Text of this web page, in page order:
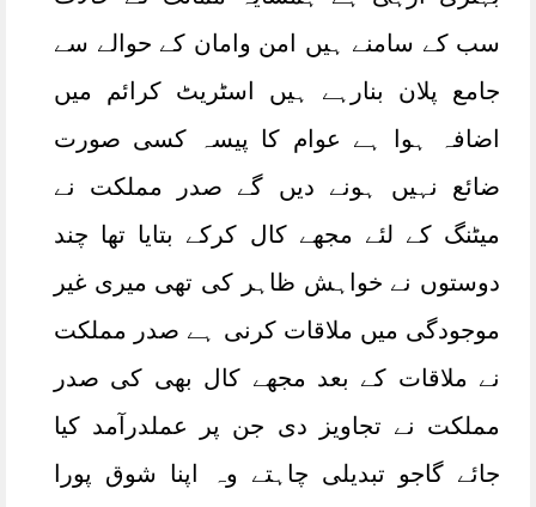
سب کے سامنے ہیں امن وامان کے حوالے سے
جامع پلان بنارہے ہیں اسٹریٹ کرائم میں
اضافہ ہوا ہے عوام کا پیسہ کسی صورت
ضائع نہیں ہونے دیں گے صدر مملکت نے
میٹنگ کے لئے مجھے کال کرکے بتایا تھا چند
دوستوں نے خواہش ظاہر کی تھی میری غیر
موجودگی میں ملاقات کرنی ہے صدر مملکت
نے ملاقات کے بعد مجھے کال بھی کی صدر
مملکت نے تجاویز دی جن پر عملدرآمد کیا
جائے گاجو تبدیلی چاہتے وہ اپنا شوق پورا